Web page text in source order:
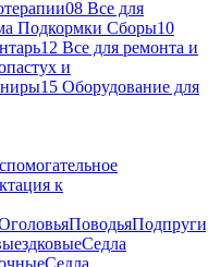
08 Все для
Подкормки Сборы10
12 Все для ремонта и
и
15 Оборудование для
к
Поводья
Седла
Седла